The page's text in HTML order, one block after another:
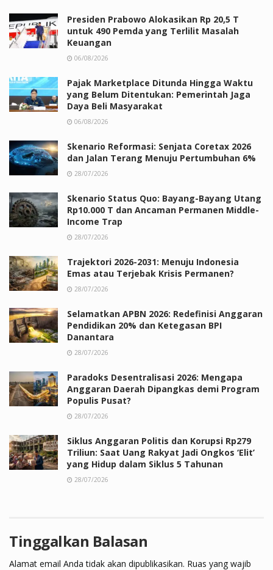
Presiden Prabowo Alokasikan Rp 20,5 T
untuk 490 Pemda yang Terlilit Masalah
Keuangan
06/08/2026
Pajak Marketplace Ditunda Hingga Waktu
yang Belum Ditentukan: Pemerintah Jaga
Daya Beli Masyarakat
06/08/2026
Skenario Reformasi: Senjata Coretax 2026
dan Jalan Terang Menuju Pertumbuhan 6%
28/07/2026
Skenario Status Quo: Bayang-Bayang Utang
Rp10.000 T dan Ancaman Permanen Middle-
Income Trap
28/07/2026
Trajektori 2026-2031: Menuju Indonesia
Emas atau Terjebak Krisis Permanen?
28/07/2026
Selamatkan APBN 2026: Redefinisi Anggaran
Pendidikan 20% dan Ketegasan BPI
Danantara
28/07/2026
Paradoks Desentralisasi 2026: Mengapa
Anggaran Daerah Dipangkas demi Program
Populis Pusat?
28/07/2026
Siklus Anggaran Politis dan Korupsi Rp279
Triliun: Saat Uang Rakyat Jadi Ongkos ‘Elit’
yang Hidup dalam Siklus 5 Tahunan
28/07/2026
Tinggalkan Balasan
Alamat email Anda tidak akan dipublikasikan. Ruas yang wajib